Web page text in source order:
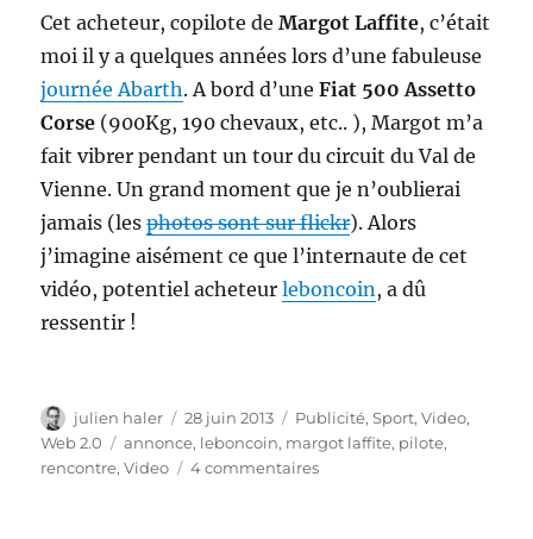
Cet acheteur, copilote deMargot Laffite, c’était
moi il y a quelques années lors d’une fabuleuse
journée Abarth. A bord d’uneFiat 500 Assetto
Corse (900Kg, 190 chevaux, etc.. ), Margot m’a
fait vibrer pendant un tour du circuit du Val de
Vienne. Un grand moment que je n’oublierai
jamais (lesphotos sont sur flickr). Alors
j’imagine aisément ce que l’internaute de cet
vidéo, potentiel acheteurleboncoin, a dû
ressentir !
Auteur
julien haler
Publié
le
28 juin 2013 Catégories
Publicité,Sport,Video,
Web 2.0
Étiquettes
annonce, leboncoin, margot laffite, pilote,
rencontre,Video 4 commentairessur